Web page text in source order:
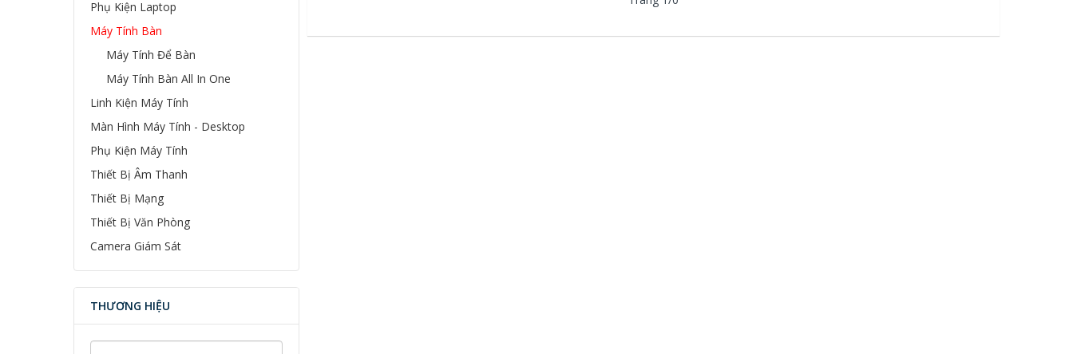
Phụ Kiện Laptop
Máy Tính Bàn
Máy Tính Để Bàn
Máy Tính Bàn All In One
Linh Kiện Máy Tính
Màn Hình Máy Tính - Desktop
Phụ Kiện Máy Tính
Thiết Bị Âm Thanh
Thiết Bị Mạng
Thiết Bị Văn Phòng
Camera Giám Sát
THƯƠNG HIỆU